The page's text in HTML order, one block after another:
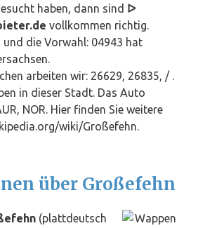
haben, dann sind ᐅ
vollkommen richtig.
und die Vorwahl: 04943 hat
.
arbeiten wir: 26629, 26835, / .
in dieser Stadt. Das Auto
NOR. Hier finden Sie weitere
wiki/Großefehn.
über Großefehn
(plattdeutsch